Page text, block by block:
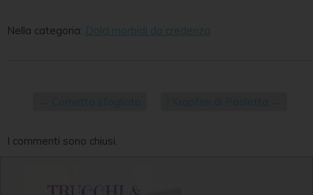
Nella categoria: Dolci morbidi da credenza
← Cornetto sfogliato I Krapfen di Paoletta →
I commenti sono chiusi.